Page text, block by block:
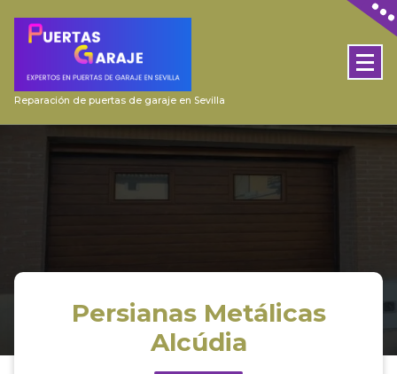
Reparación de puertas de garaje en Sevilla
Persianas Metálicas
Alcúdia